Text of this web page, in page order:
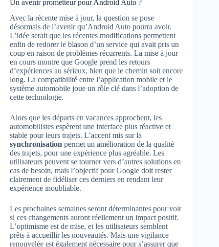
Un avenir prometteur pour Android Auto ?
Avec la récente mise à jour, la question se pose
désormais de l’avenir qu’Android Auto pourra avoir.
L’idée serait que les récentes modifications permettent
enfin de redorer le blason d’un service qui avait pris un
coup en raison de problèmes récurrents. La mise à jour
en cours montre que Google prend les retours
d’expériences au sérieux, bien que le chemin soit encore
long. La compatibilité entre l’application mobile et le
système automobile joue un rôle clé dans l’adoption de
cette technologie.
Alors que les départs en vacances approchent, les
automobilistes espèrent une interface plus réactive et
stable pour leurs trajets. L’accent mis sur la
synchronisation permet un amélioration de la qualité
des trajets, pour une expérience plus agréable. Les
utilisateurs peuvent se tourner vers d’autres solutions en
cas de besoin, mais l’objectif pour Google doit rester
clairement de fidéliser ces derniers en rendant leur
expérience inoubliable.
Les prochaines semaines seront déterminantes pour voir
si ces changements auront réellement un impact positif.
L’optimisme est de mise, et les utilisateurs semblent
prêts à accueillir les nouveautés. Mais une vigilance
renouvelée est également nécessaire pour s’assurer que